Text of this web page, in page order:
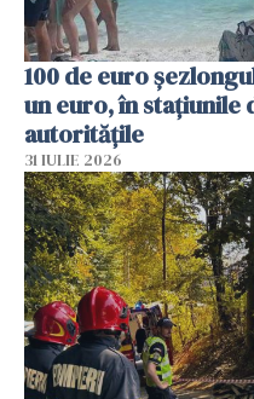
100 de euro
un euro, în stațiunile
autoritățile
31 IULIE 2026